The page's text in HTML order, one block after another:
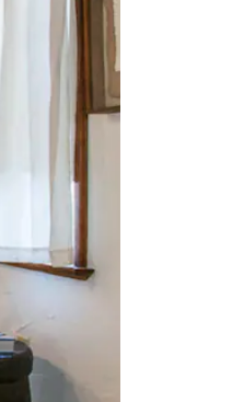
Berühren oder Wischgesten.